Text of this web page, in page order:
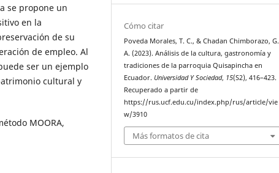
se propone un
en la
de su
de empleo. Al
ser un ejemplo
cultural y
MOORA,
Cómo citar
Poveda Morales, T. C., & Chadan Chimborazo, G.
A. (2023). Análisis de la cultura, gastronomía y
tradiciones de la parroquia Quisapincha en
Ecuador. Universidad Y Sociedad, 15(S2), 416–423.
Recuperado a partir de
https://rus.ucf.edu.cu/index.php/rus/article/vie
w/3910
Más formatos de cita